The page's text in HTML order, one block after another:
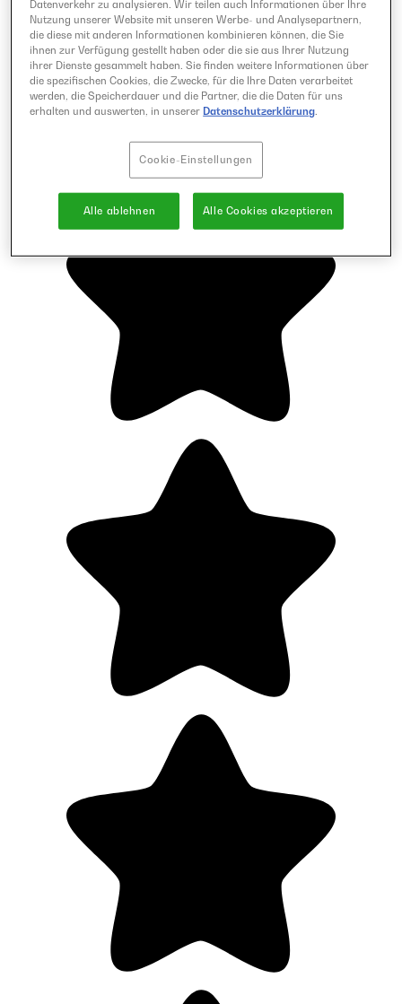
Datenverkehr zu analysieren. Wir teilen auch Informationen über Ihre
Nutzung unserer Website mit unseren Werbe- und Analysepartnern,
die diese mit anderen Informationen kombinieren können, die Sie
ihnen zur Verfügung gestellt haben oder die sie aus Ihrer Nutzung
ihrer Dienste gesammelt haben. Sie finden weitere Informationen über
die spezifischen Cookies, die Zwecke, für die Ihre Daten verarbeitet
werden, die Speicherdauer und die Partner, die die Daten für uns
erhalten und auswerten, in unserer Datenschutzerklärung.
Cookie-Einstellungen
Alle ablehnen Alle Cookies akzeptieren